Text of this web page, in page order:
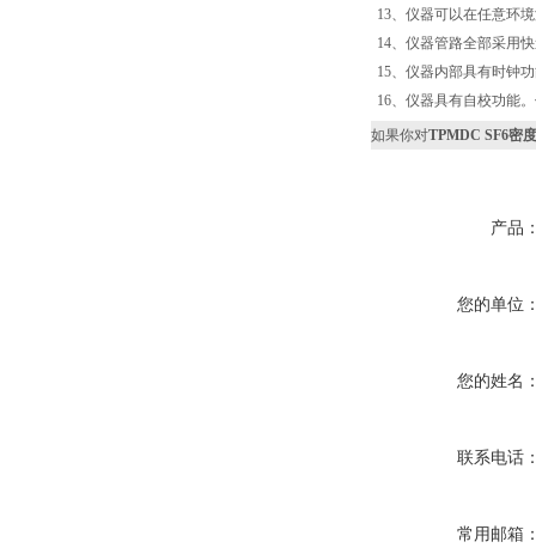
13、仪器可以在任意环
14、仪器管路全部采用
15、仪器内部具有时钟
16、仪器具有自校功能
如果你对TPMDC SF6密
产品
您的单位
您的姓名
联系电话
常用邮箱